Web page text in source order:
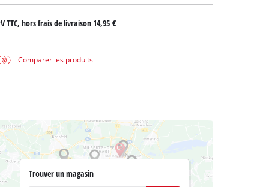
TTC, hors frais de livraison14,95 €
Comparer les produits
Trouver un magasin